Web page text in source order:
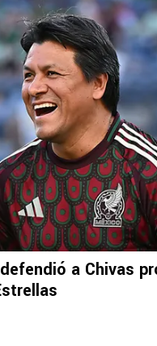
a Chivas